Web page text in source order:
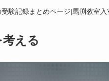
える
験記録まとめページ|馬渕教室